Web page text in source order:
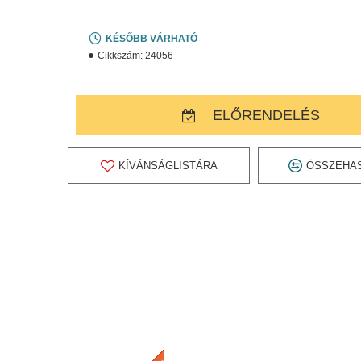
KÉSŐBB VÁRHATÓ
Cikkszám: 24056
ELŐRENDELÉS
KÍVÁNSÁGLISTÁRA